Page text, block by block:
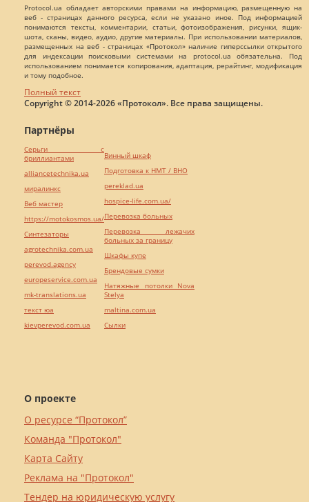
Protocol.ua обладает авторскими правами на информацию, размещенную на
веб - страницах данного ресурса, если не указано иное. Под информацией
понимаются тексты, комментарии, статьи, фотоизображения, рисунки, ящик-
шота, сканы, видео, аудио, другие материалы. При использовании материалов,
размещенных на веб - страницах «Протокол» наличие гиперссылки открытого
для индексации поисковыми системами на protocol.ua обязательна. Под
использованием понимается копирования, адаптация, рерайтинг, модификация
и тому подобное.
Полный текст
Copyright © 2014-2026 «Протокол». Все права защищены.
О проекте
О ресурсе “Протокол”
Команда "Протокол"
Карта Сайту
Реклама на "Протокол"
Тендер на юридическую услугу
Партнёры
Серьги с
бриллиантами
alliancetechnika.ua
миралинкс
Веб мастер
https://motokosmos.ua/
Синтезаторы
agrotechnika.com.ua
perevod.agency
europeservice.com.ua
mk-translations.ua
текст юа
kievperevod.com.ua
Винный шкаф
Подготовка к НМТ / ВНО
pereklad.ua
hospice-life.com.ua/
Перевозка больных
Перевозка лежачих
больных за границу
Шкафы купе
Брендовые сумки
Натяжные потолки Nova
Stelya
maltina.com.ua
Cылки